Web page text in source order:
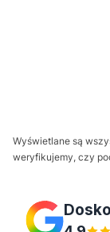
Wyświetlane są
weryfikujemy, czy